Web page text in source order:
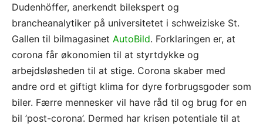
Dudenhöffer, anerkendt bilekspert og
brancheanalytiker på universitetet i schweiziske St.
Gallen til bilmagasinet AutoBild. Forklaringen er, at
corona får økonomien til at styrtdykke og
arbejdsløsheden til at stige. Corona skaber med
andre ord et giftigt klima for dyre forbrugsgoder som
biler. Færre mennesker vil have råd til og brug for en
bil ’post-corona’. Dermed har krisen potentiale til at